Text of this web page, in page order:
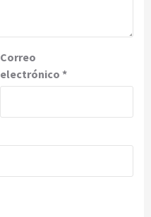
Correo
electrónico *